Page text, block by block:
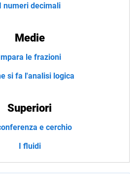
I numeri decimali
Medie
le frazioni
si fa l'analisi logica
Superiori
e cerchio
I fluidi